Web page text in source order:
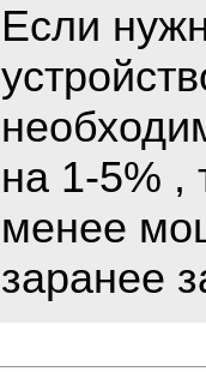
Если
на 1-5% ,
менее
заранее